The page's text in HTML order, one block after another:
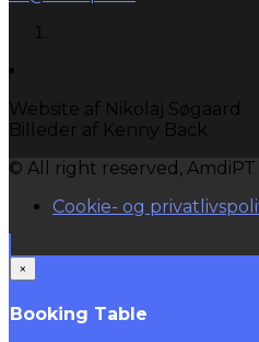
Website af Nikolaj Søgaard
Billeder af Kenny Back
© All right reserved, AmdiPT
Cookie- og
×
Booking Table